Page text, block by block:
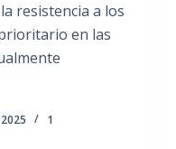
resistencia a los
en las
2025
1